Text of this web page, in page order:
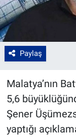
Paylaş
Malatya’nın
5,6
Şener
yaptığı